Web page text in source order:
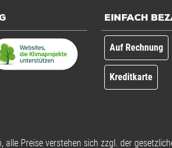
EINFACH
Auf Rechnung
Kreditkarte
Preise verstehen sich zzgl. der